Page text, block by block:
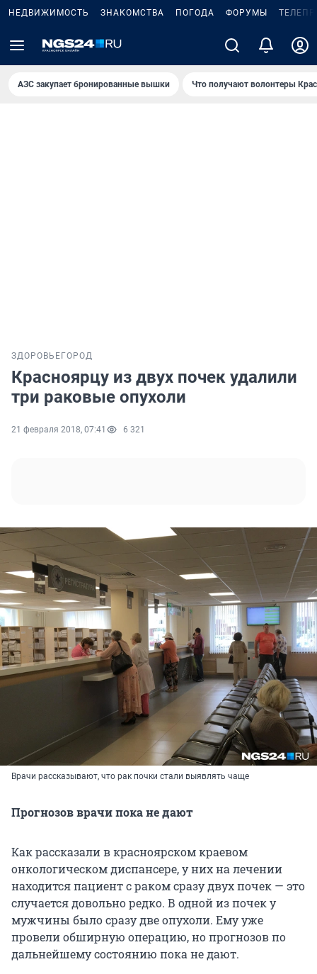
НЕДВИЖИМОСТЬ ЗНАКОМСТВА ПОГОДА ФОРУМЫ
AЗС закупает бронированные вышки Что получают волонтеры
ЗДОРОВЬЕ ГОРОД
Красноярцу из двух почек удалили
три раковые опухоли
21 февраля 2018, 07:41 6 321
Врачи рассказывают, что рак почки стали выявлять чаще
Прогнозов врачи пока не дают
Как рассказали в красноярском краевом
онкологическом диспансере, у них на лечении
находится пациент с раком сразу двух почек — это
случается довольно редко. В одной из почек у
мужчины было сразу две опухоли. Ему уже
провели обширную операцию, но прогнозов по
дальнейшему состоянию пока не дают.